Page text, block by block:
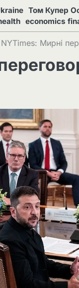
Том Купер
economics
NYTimes: Мирні